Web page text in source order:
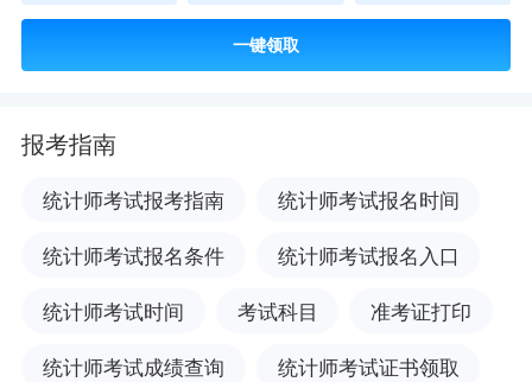
一键领取
报考指南
统计师考试报考指南
统计师考试报名时间
统计师考试报名条件
统计师考试报名入口
统计师考试时间
考试科目
准考证打印
统计师考试成绩查询
统计师考试证书领取